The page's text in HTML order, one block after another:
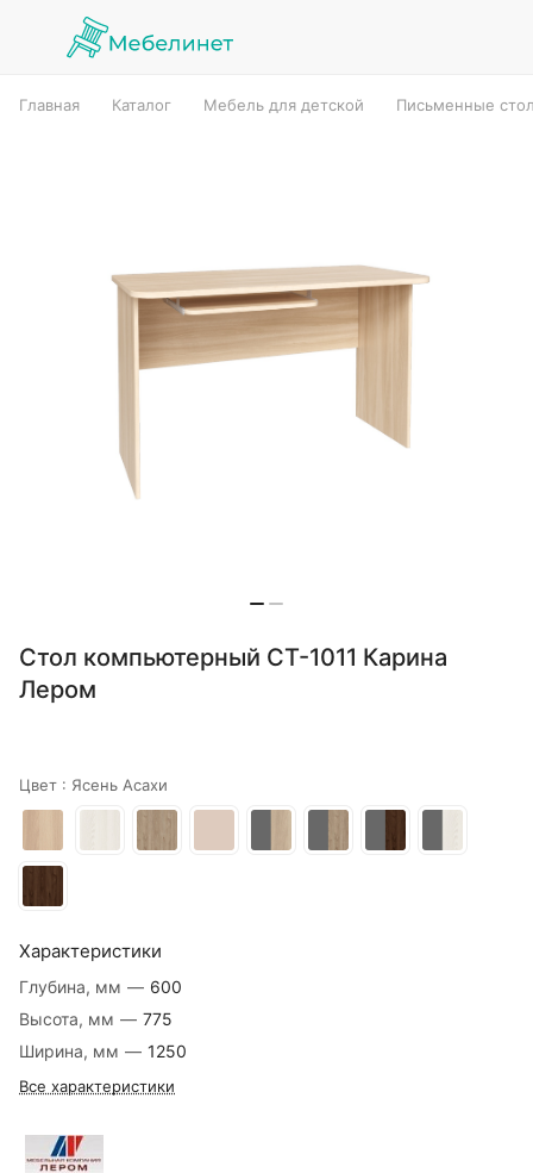
Главная Каталог Мебель для детской Письменные
Стол компьютерный СТ-1011 Карина
Лером
Цвет : Ясень Асахи
Характеристики
Глубина, мм — 600
Высота, мм — 775
Ширина, мм — 1250
Все характеристики